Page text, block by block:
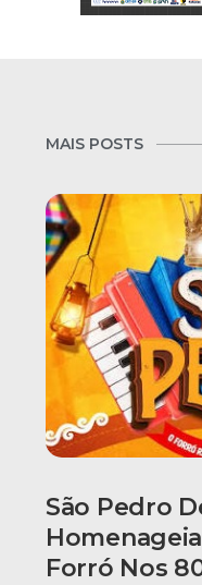
MAIS POSTS
São Pedro
Forró Nos